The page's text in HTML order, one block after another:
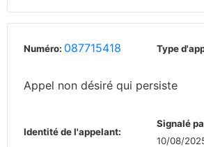
Numéro: 087715418 Type
Appel non désiré qui persiste
Identité de l'appelant:
Signalé
10/08/